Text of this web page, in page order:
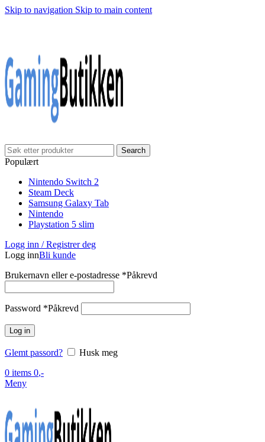
Skip to navigation Skip to main content
Search
Populært
Nintendo Switch 2
Steam Deck
Samsung Galaxy Tab
Nintendo
Playstation 5 slim
Logg inn / Registrer deg
Logg innBli kunde
Brukernavn eller e-postadresse *Påkrevd
Password *Påkrevd
Log in
Glemt passord?
Husk meg
0 items 0,-
Meny